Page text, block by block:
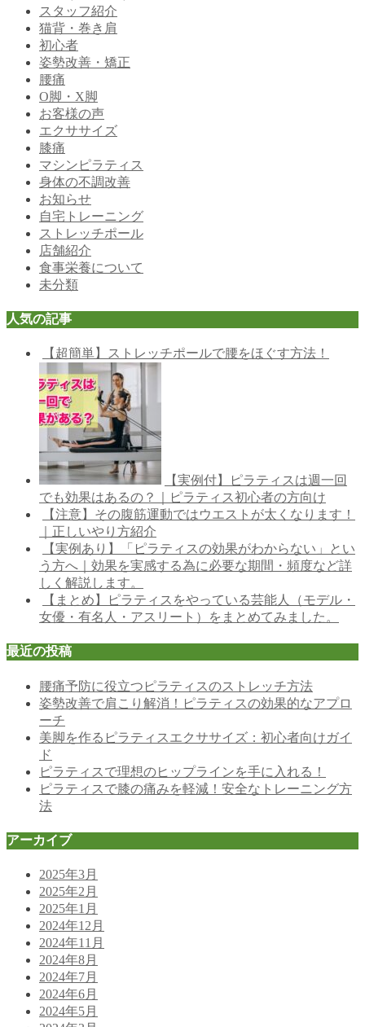
スタッフ紹介
猫背・巻き肩
初心者
姿勢改善・矯正
腰痛
O脚・X脚
お客様の声
エクササイズ
膝痛
マシンピラティス
身体の不調改善
お知らせ
自宅トレーニング
ストレッチポール
店舗紹介
食事栄養について
未分類
人気の記事
【超簡単】ストレッチポールで腰をほぐす方法！
【実例付】ピラティスは週一回
でも効果はあるの？｜ピラティス初心者の方向け
【注意】その腹筋運動ではウエストが太くなります！
｜正しいやり方紹介
【実例あり】「ピラティスの効果がわからない」とい
う方へ｜効果を実感する為に必要な期間・頻度など詳
しく解説します。
【まとめ】ピラティスをやっている芸能人（モデル・
女優・有名人・アスリート）をまとめてみました。
最近の投稿
腰痛予防に役立つピラティスのストレッチ方法
姿勢改善で肩こり解消！ピラティスの効果的なアプロ
ーチ
美脚を作るピラティスエクササイズ：初心者向けガイ
ド
ピラティスで理想のヒップラインを手に入れる！
ピラティスで膝の痛みを軽減！安全なトレーニング方
法
アーカイブ
2025年3月
2025年2月
2025年1月
2024年12月
2024年11月
2024年8月
2024年7月
2024年6月
2024年5月